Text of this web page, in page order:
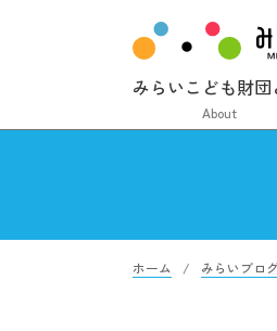
みらいこども財団
About
ホーム みらいブロ